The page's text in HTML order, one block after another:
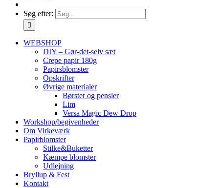
Søg efter:
WEBSHOP
DIY – Gør-det-selv sæt
Crepe papir 180g
Papirsblomster
Opskrifter
Øvrige materialer
Børster og pensler
Lim
Versa Magic Dew Drop
Workshop/begivenheder
Om Virkeværk
Papirblomster
Stilke&Buketter
Kæmpe blomster
Udlejning
Bryllup & Fest
Kontakt